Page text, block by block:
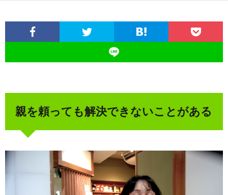
親を頼っても解決できないことがある